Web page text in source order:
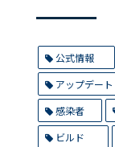
公式情報
アップデート
感染者
ビルド